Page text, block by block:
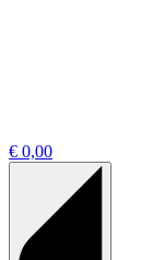
€ 0,00